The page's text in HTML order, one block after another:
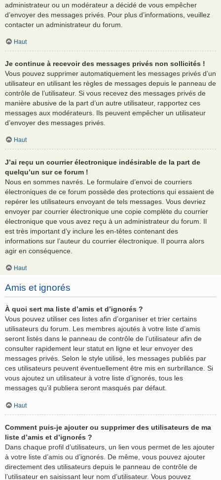
administrateur ou un modérateur a décidé de vous empêcher
d’envoyer des messages privés. Pour plus d’informations, veuillez
contacter un administrateur du forum.
Haut
Je continue à recevoir des messages privés non sollicités !
Vous pouvez supprimer automatiquement les messages privés d’un
utilisateur en utilisant les règles de messages depuis le panneau de
contrôle de l’utilisateur. Si vous recevez des messages privés de
manière abusive de la part d’un autre utilisateur, rapportez ces
messages aux modérateurs. Ils peuvent empêcher un utilisateur
d’envoyer des messages privés.
Haut
J’ai reçu un courrier électronique indésirable de la part de
quelqu’un sur ce forum !
Nous en sommes navrés. Le formulaire d’envoi de courriers
électroniques de ce forum possède des protections qui essaient de
repérer les utilisateurs envoyant de tels messages. Vous devriez
envoyer par courrier électronique une copie complète du courrier
électronique que vous avez reçu à un administrateur du forum. Il
est très important d’y inclure les en-têtes contenant des
informations sur l’auteur du courrier électronique. Il pourra alors
agir en conséquence.
Haut
Amis et ignorés
À quoi sert ma liste d’amis et d’ignorés ?
Vous pouvez utiliser ces listes afin d’organiser et trier certains
utilisateurs du forum. Les membres ajoutés à votre liste d’amis
seront listés dans le panneau de contrôle de l’utilisateur afin de
consulter rapidement leur statut en ligne et leur envoyer des
messages privés. Selon le style utilisé, les messages publiés par
ces utilisateurs peuvent éventuellement être mis en surbrillance. Si
vous ajoutez un utilisateur à votre liste d’ignorés, tous les
messages qu’il publiera seront masqués par défaut.
Haut
Comment puis-je ajouter ou supprimer des utilisateurs de ma
liste d’amis et d’ignorés ?
Dans chaque profil d’utilisateurs, un lien vous permet de les ajouter
à votre liste d’amis ou d’ignorés. De même, vous pouvez ajouter
directement des utilisateurs depuis le panneau de contrôle de
l’utilisateur en saisissant leur nom d’utilisateur. Vous pouvez